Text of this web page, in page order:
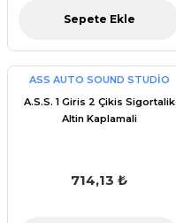
Sepete Ekle
ASS AUTO SOUND STUDİO
A.S.S. 1 Giris 2 Çikis Sigortalik
Altin Kaplamali
714,13 ₺